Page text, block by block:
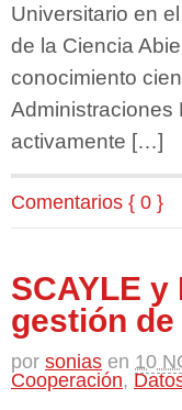
Universitario en
de la Ciencia
conocimiento
Administraciones
activamente […]
Comentarios { 0 }
SCAYLE
gestión
por sonias en 10
Cooperación,